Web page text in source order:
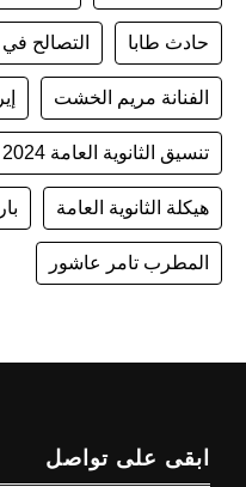
حادث طابا التصالح
الفنانة مريم الخشت
تنسيق الثانوية العامة 2024
هيكلة الثانوية العامة
المطرب تامر عاشور
ابقى على تواصل